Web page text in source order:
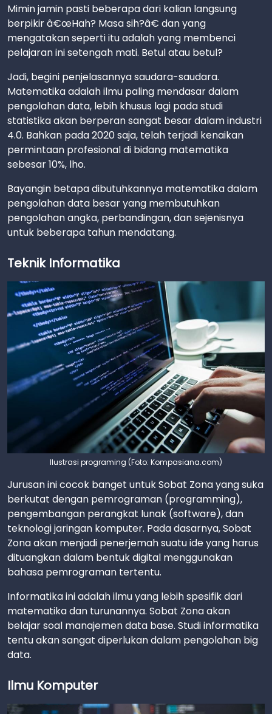
Mimin jamin pasti beberapa dari kalian langsung
berpikir â€œHah? Masa sih?â€ dan yang
mengatakan seperti itu adalah yang membenci
pelajaran ini setengah mati. Betul atau betul?
Jadi, begini penjelasannya saudara-saudara.
Matematika adalah ilmu paling mendasar dalam
pengolahan data, lebih khusus lagi pada studi
statistika akan berperan sangat besar dalam industri
4.0. Bahkan pada 2020 saja, telah terjadi kenaikan
permintaan profesional di bidang matematika
sebesar 10%, lho.
Bayangin betapa dibutuhkannya matematika dalam
pengolahan data besar yang membutuhkan
pengolahan angka, perbandingan, dan sejenisnya
untuk beberapa tahun mendatang.
Teknik Informatika
Ilustrasi programing (Foto: Kompasiana.com)
Jurusan ini cocok banget untuk Sobat Zona yang suka
berkutat dengan pemrograman (programming),
pengembangan perangkat lunak (software), dan
teknologi jaringan komputer. Pada dasarnya, Sobat
Zona akan menjadi penerjemah suatu ide yang harus
dituangkan dalam bentuk digital menggunakan
bahasa pemrograman tertentu.
Informatika ini adalah ilmu yang lebih spesifik dari
matematika dan turunannya. Sobat Zona akan
belajar soal manajemen data base. Studi informatika
tentu akan sangat diperlukan dalam pengolahan big
data.
Ilmu Komputer